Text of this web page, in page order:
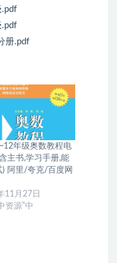
.pdf
.pdf
册.pdf
年级奥数教程电
主书,学习手册,能
) 阿里/夸克/百度网
11月27日
资源”中